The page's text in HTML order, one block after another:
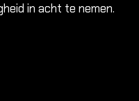
in acht te nemen.